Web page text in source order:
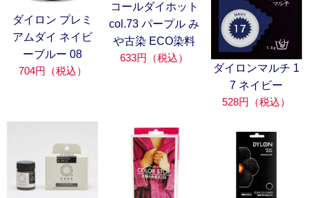
ダイロン プレミ
アムダイ ネイビ
ーブルー 08
704円（税込）
コールダイホット
col.73 パープル み
や古染 ECO染料
633円（税込）
ダイロンマルチ 1
7 ネイビー
528円（税込）